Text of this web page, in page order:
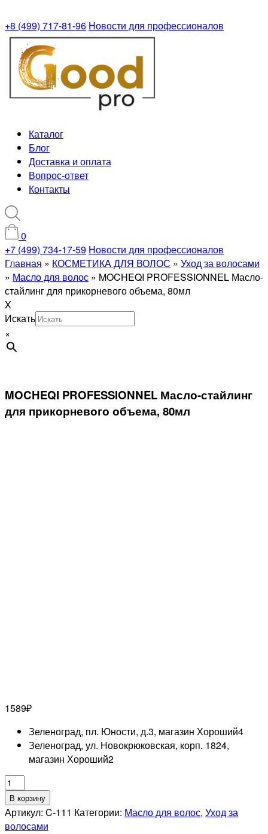
+8 (499) 717-81-96 Новости для профессионалов
Каталог
Блог
Доставка и оплата
Вопрос-ответ
Контакты
0
+7 (499) 734-17-59 Новости для профессионалов
Главная » КОСМЕТИКА ДЛЯ ВОЛОС » Уход за волосами
» Масло для волос » MOCHEQI PROFESSIONNEL Масло-
стайлинг для прикорневого объема, 80мл
X
Искать
×
MOCHEQI PROFESSIONNEL Масло-стайлинг
для прикорневого объема, 80мл
1589₽
Зеленоград, пл. Юности, д.3, магазин Хороший4
Зеленоград, ул. Новокрюковская, корп. 1824,
магазин Хороший2
Количество
товара
MOCHEQI
PROFESSIONNEL
В корзину
Артикул: C-111 Категории: Масло для волос, Уход за
волосами